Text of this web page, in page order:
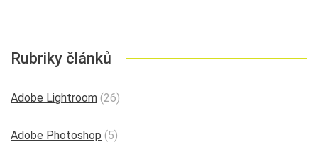
Rubriky článků
Adobe Lightroom (26)
Adobe Photoshop (5)